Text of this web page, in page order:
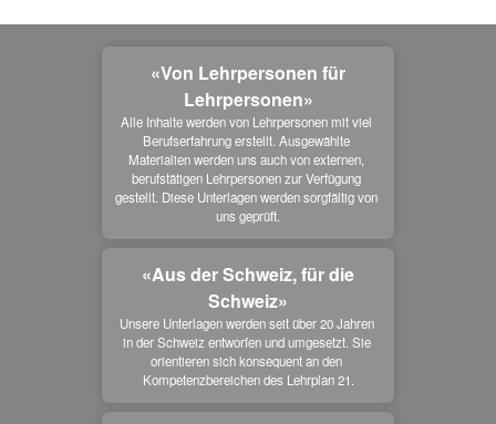
«Von Lehrpersonen für
Lehrpersonen»
Alle Inhalte werden von Lehrpersonen mit viel
Berufserfahrung erstellt. Ausgewählte
Materialien werden uns auch von externen,
berufstätigen Lehrpersonen zur Verfügung
gestellt. Diese Unterlagen werden sorgfältig von
uns geprüft.
«Aus der Schweiz, für die
Schweiz»
Unsere Unterlagen werden seit über 20 Jahren
in der Schweiz entworfen und umgesetzt. Sie
orientieren sich konsequent an den
Kompetenzbereichen des Lehrplan 21.